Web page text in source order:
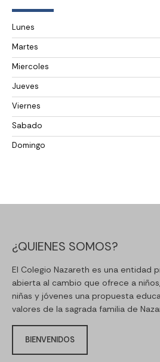
Lunes
Martes
Miercoles
Jueves
Viernes
Sabado
Domingo
¿QUIENES SOMOS?
El Colegio Nazareth es una entidad
abierta al cambio que ofrece a niños,
niñas y jóvenes una propuesta
valores de la sagrada familia de
BIENVENIDOS